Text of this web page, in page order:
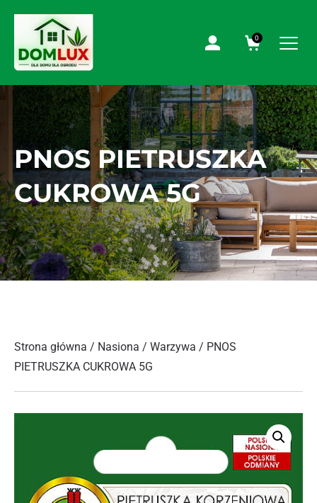
0
PNOS PIETRUSZKA
CUKROWA 5G
Strona główna / Nasiona / Warzywa / PNOS
PIETRUSZKA CUKROWA 5G